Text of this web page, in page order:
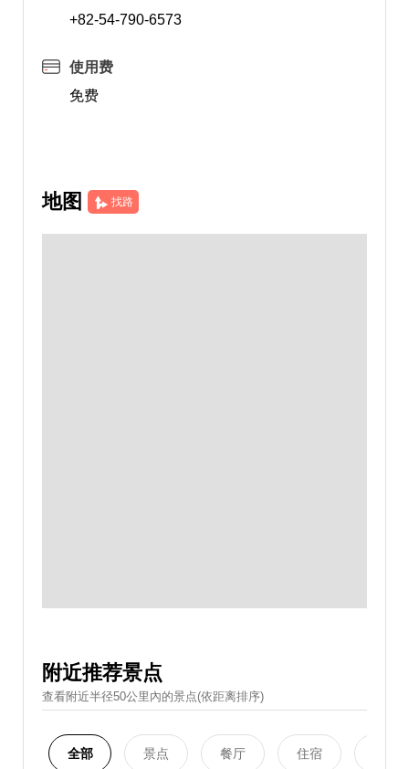
+82-54-790-6573
使用费
免费
地图 找路
附近推荐景点
查看附近半径50公里內的景点(依距离排序)
全部 景点 餐厅 住宿